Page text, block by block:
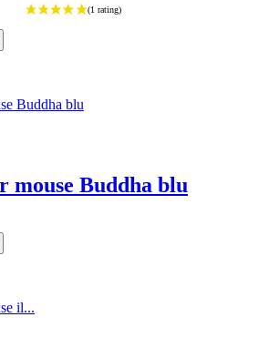
mouse Buddha blu